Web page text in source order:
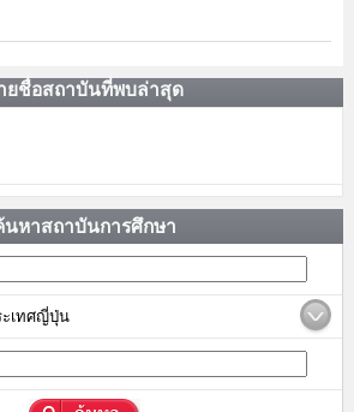
ยชื่อสถาบันที่พบล่าสุด
นหาสถาบันการศึกษา
เทศญี่ปุ่น